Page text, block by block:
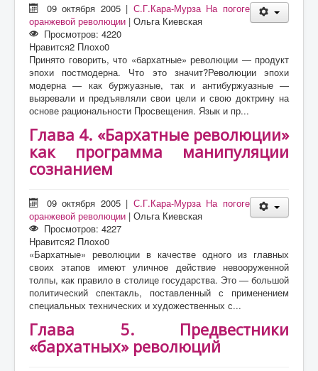
09 октября 2005 | С.Г.Кара-Мурза На погоге
оранжевой революции | Ольга Киевская
Просмотров: 4220
Нравится2 Плохо0
Принято говорить, что «бархатные» революции — продукт
эпохи постмодерна. Что это значит?Революции эпохи
модерна — как буржуазные, так и антибуржуазные —
вызревали и предъявляли свои цели и свою доктрину на
основе рациональности Просвещения. Язык и пр...
Глава 4. «Бархатные революции»
как программа манипуляции
сознанием
09 октября 2005 | С.Г.Кара-Мурза На погоге
оранжевой революции | Ольга Киевская
Просмотров: 4227
Нравится2 Плохо0
«Бархатные» революции в качестве одного из главных
своих этапов имеют уличное действие невооруженной
толпы, как правило в столице государства. Это — большой
политический спектакль, поставленный с применением
специальных технических и художественных с...
Глава 5. Предвестники
«бархатных» революций